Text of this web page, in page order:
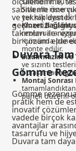
Sıva altı
yer kaplayan
Klozet
rezervuara
Kumanda
monte edilir.
Sızdırmazlık
ve sızıntı
bu aşamada
Montaj
paneli düzenli
sabitleme öne
ve teknik destek
geçmenizi
takımlarıile
bir çözüm elde
Duvara
Gömme
Gömme
pratik hem de
inovatif
vadede birçok
avantajlar
tasarrufu ve
Duvara tam